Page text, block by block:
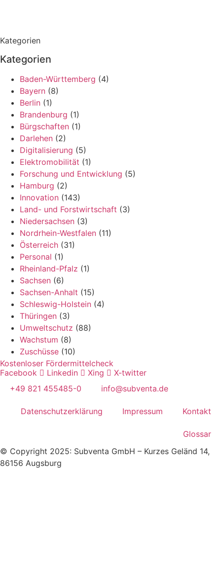
Kategorien
Kategorien
Baden-Württemberg (4)
Bayern (8)
Berlin (1)
Brandenburg (1)
Bürgschaften (1)
Darlehen (2)
Digitalisierung (5)
Elektromobilität (1)
Forschung und Entwicklung (5)
Hamburg (2)
Innovation (143)
Land- und Forstwirtschaft (3)
Niedersachsen (3)
Nordrhein-Westfalen (11)
Österreich (31)
Personal (1)
Rheinland-Pfalz (1)
Sachsen (6)
Sachsen-Anhalt (15)
Schleswig-Holstein (4)
Thüringen (3)
Umweltschutz (88)
Wachstum (8)
Zuschüsse (10)
Kostenloser Fördermittelcheck
Facebook
Linkedin Xing
X-twitter
+49 821 455485-0
info@subventa.de
Datenschutzerklärung Impressum Kontakt
Glossar
© Copyright 2025: Subventa GmbH – Kurzes Geländ 14,
86156 Augsburg